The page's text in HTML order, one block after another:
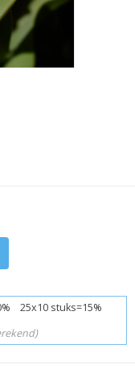
25x10 stuks=15%